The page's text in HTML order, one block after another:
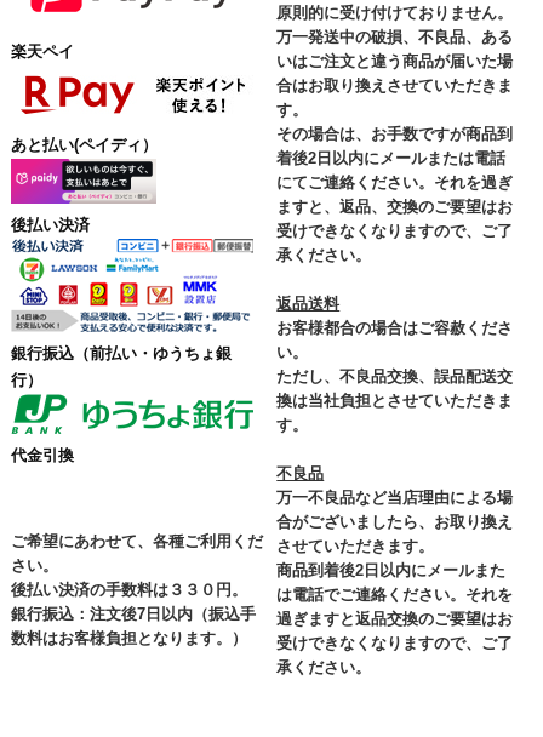
楽天ペイ
あと払い(ペイディ）
後払い決済
銀行振込（前払い・ゆうちょ銀
行）
代金引換
ご希望にあわせて、各種ご利用くだ
さい。
後払い決済の手数料は３３０円。
銀行振込：注文後7日以内（振込手
数料はお客様負担となります。）
原則的に受け付けておりません。
万一発送中の破損、不良品、ある
いはご注文と違う商品が届いた場
合はお取り換えさせていただきま
す。
その場合は、お手数ですが商品到
着後2日以内にメールまたは電話
にてご連絡ください。それを過ぎ
ますと、返品、交換のご要望はお
受けできなくなりますので、ご了
承ください。
返品送料
お客様都合の場合はご容赦くださ
い。
ただし、不良品交換、誤品配送交
換は当社負担とさせていただきま
す。
不良品
万一不良品など当店理由による場
合がございましたら、お取り換え
させていただきます。
商品到着後2日以内にメールまた
は電話でご連絡ください。それを
過ぎますと返品交換のご要望はお
受けできなくなりますので、ご了
承ください。